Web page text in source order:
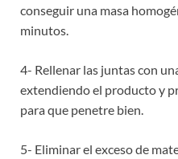
conseguir una masa
minutos.
4- Rellenar las juntas con
extendiendo el producto y
para que penetre bien.
5- Eliminar el exceso de